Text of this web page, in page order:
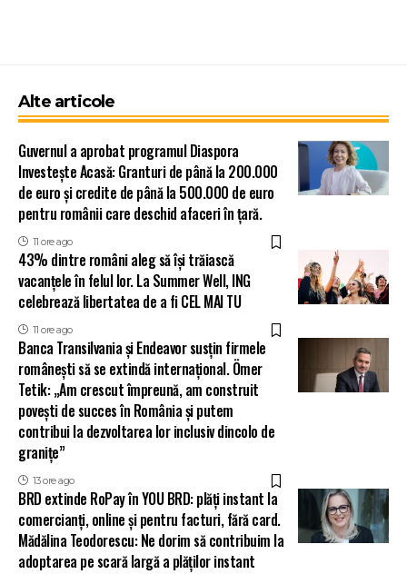
Alte articole
Guvernul a aprobat programul Diaspora
Investește Acasă: Granturi de până la 200.000
de euro și credite de până la 500.000 de euro
pentru românii care deschid afaceri în țară.
11 ore ago
43% dintre români aleg să își trăiască
vacanțele în felul lor. La Summer Well, ING
celebrează libertatea de a fi CEL MAI TU
11 ore ago
Banca Transilvania și Endeavor susțin firmele
românești să se extindă internațional. Ömer
Tetik: „Am crescut împreună, am construit
povești de succes în România și putem
contribui la dezvoltarea lor inclusiv dincolo de
granițe”
13 ore ago
BRD extinde RoPay în YOU BRD: plăți instant la
comercianți, online și pentru facturi, fără card.
Mădălina Teodorescu: Ne dorim să contribuim la
adoptarea pe scară largă a plăților instant